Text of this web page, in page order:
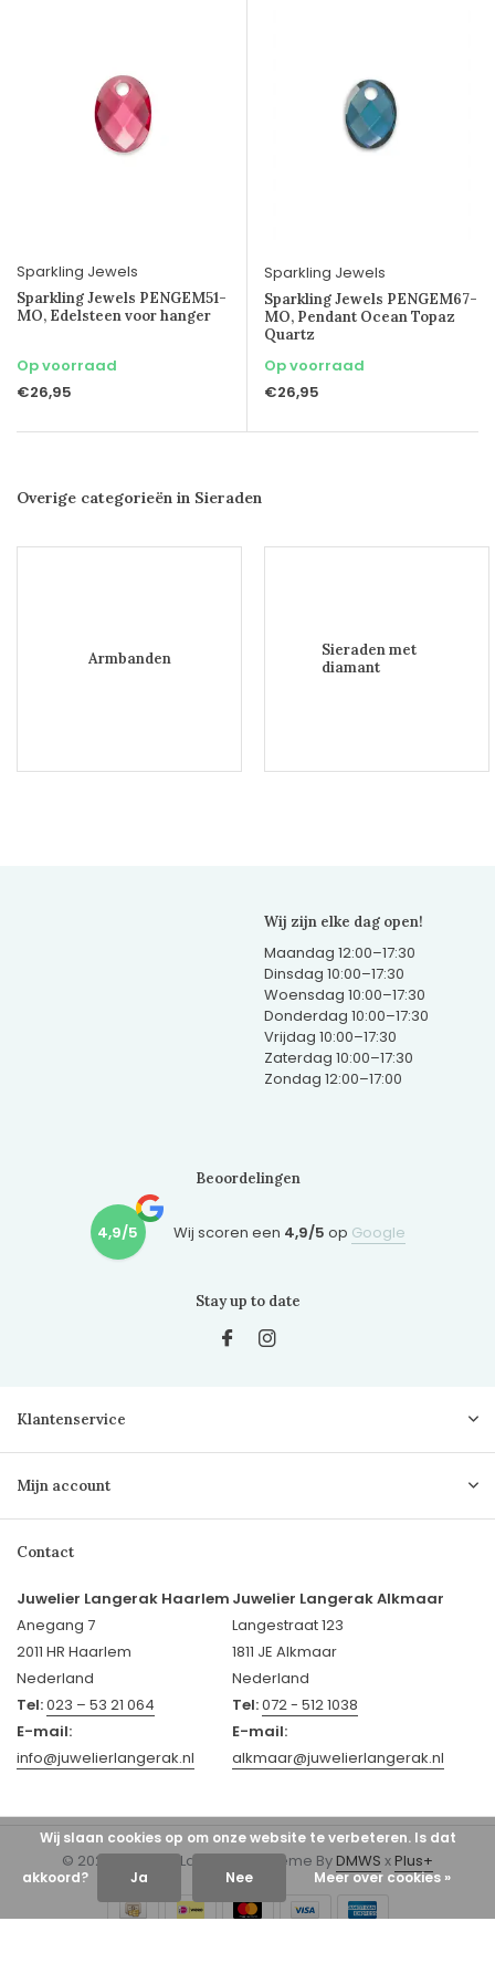
Sparkling Jewels
Sparkling Jewels PENGEM51-
MO, Edelsteen voor hanger
Op voorraad
€26,95
Sparkling Jewels
Sparkling Jewels PENGEM67-
MO, Pendant Ocean Topaz
Quartz
Op voorraad
€26,95
Overige categorieën in Sieraden
Armbanden
Sieraden met
diamant
Wij zijn elke dag open!
Maandag 12:00–17:30
Dinsdag 10:00–17:30
Woensdag 10:00–17:30
Donderdag 10:00–17:30
Vrijdag 10:00–17:30
Zaterdag 10:00–17:30
Zondag 12:00–17:00
Beoordelingen
4,9/5 Wij scoren een 4,9/5 op Google
Stay up to date
Klantenservice
Mijn account
Contact
Juwelier Langerak Haarlem
Anegang 7
2011 HR Haarlem
Nederland
Tel:023 – 53 21 064
E-mail:
info@juwelierlangerak.nl
Juwelier Langerak Alkmaar
Langestraat 123
1811 JE Alkmaar
Nederland
Tel:072 - 512 1038
E-mail:
alkmaar@juwelierlangerak.nl
© 2026 Juwelier Langerak - Theme By DMWS x Plus+
Wij slaan cookies op om onze website te verbeteren. Is dat
akkoord? Ja Nee Meer over cookies »